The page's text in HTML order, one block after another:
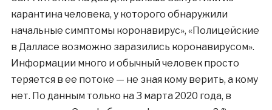
карантина человека, у которого обнаружили
начальные симптомы коронавирус», «Полицейские
в Далласе возможно заразились коронавирусом».
Информации много и обычный человек просто
теряется в ее потоке — не зная кому верить, а кому
нет. По данным только на 3 марта 2020 года, в